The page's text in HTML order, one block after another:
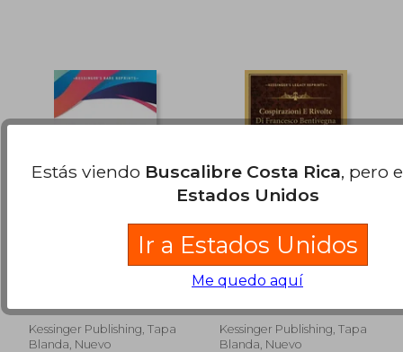
₡ 22.001 ₡
Alemán)
Kessinger Publishing, Tapa
Blanda, Nuevo
Cospirazioni E Rivolte
Di Francesco
Bentivegna E
Documenti E
Carteggi Inediti (1891)
(en Italiano)
Sansone, Alfonso
Kessinger Publishing, Tapa
Blanda, Nuevo
Estás viendo Buscalibre Costa Rica, pero
Estados Unidos
Ir a Estados Unidos
Me quedo aquí